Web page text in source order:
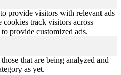
provide visitors with relevant ads
cookies track visitors across
provide customized ads.
that are being analyzed and
as yet.